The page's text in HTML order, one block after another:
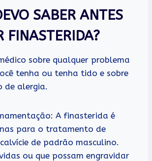
SABER ANTES
FINASTERIDA?
sobre qualquer problema
tenha ou tenha tido e sobre
de alergia.
A finasterida é
para o tratamento de
de padrão masculino.
ou que possam engravidar